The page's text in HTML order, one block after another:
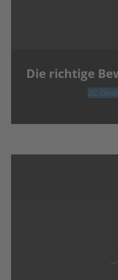
Die richtige
25.